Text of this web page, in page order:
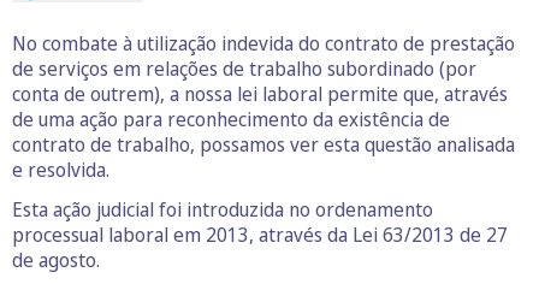
No combate à utilização indevida do contrato de prestação
de serviços em relações de trabalho subordinado (por
conta de outrem), a nossa lei laboral permite que, através
de uma ação para reconhecimento da existência de
contrato de trabalho, possamos ver esta questão analisada
e resolvida.
Esta ação judicial foi introduzida no ordenamento
processual laboral em 2013, através da Lei 63/2013 de 27
de agosto.